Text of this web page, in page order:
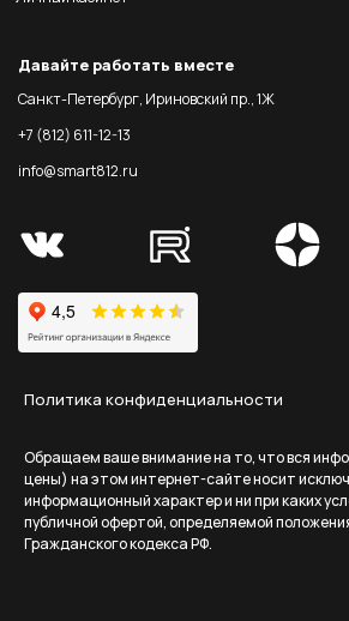
Давайте работать вместе
Санкт-Петербург, Ириновский пр., 1Ж
+7 (812) 611-12-13
info@smart812.ru
Политика конфиденциальности
Обращаем ваше внимание на то, что вся
цены) на этом интернет-сайте носит
информационный характер и ни при каких
публичной офертой, определяемой
Гражданского кодекса РФ.